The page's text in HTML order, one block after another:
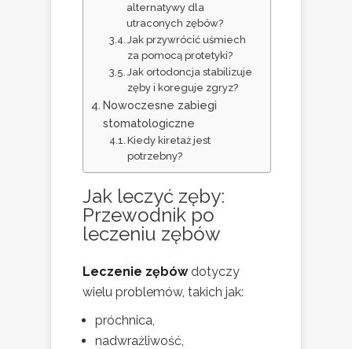
alternatywy dla
utraconych zębów?
Jak przywrócić uśmiech
za pomocą protetyki?
Jak ortodoncja stabilizuje
zęby i koreguje zgryz?
Nowoczesne zabiegi
stomatologiczne
Kiedy kiretaż jest
potrzebny?
Jak leczyć zęby:
Przewodnik po
leczeniu zębów
Leczenie zębówdotyczy
wielu problemów, takich jak:
próchnica,
nadwrażliwość,